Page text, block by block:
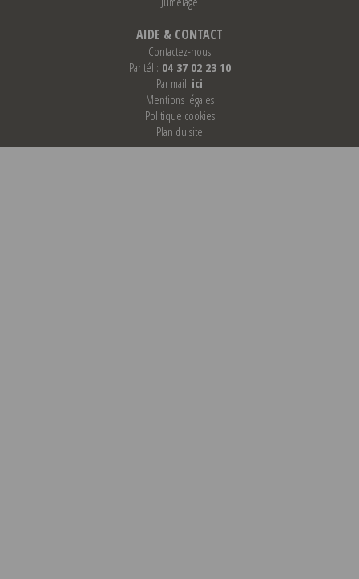
AIDE & CONTACT
Contactez-nous
Par tél : 04 37 02 23 10
Par mail: ici
Mentions légales
Politique cookies
Plan du site